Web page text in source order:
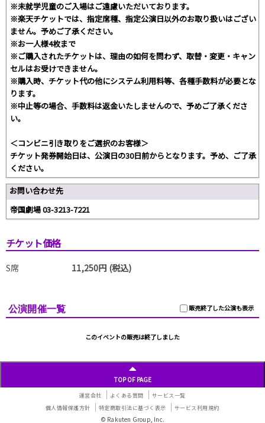
※未就学児童のご入場はご遠慮いただいております。
※楽天チケットでは、指定席種、指定公演日以外のお取り扱いはござい
ません。予めご了承ください。
※お一人様4枚まで
※ご購入されたチケットは、理由の如何を問わず、取替・変更・キャン
セルはお受けできません。
※購入時、チケット代の他にシステム利用料等、各種手数料が必要とな
ります。
※中止等の場合、手数料は返金いたしませんので、予めご了承くださ
い。
＜コンビニ引き取りをご選択のお客様＞
チケット発券開始日は、公演日の30日前からとなります。予め、ご了承
ください。
お問い合わせ先
帝国劇場 03-3213-7221
チケット価格
S席 11,250円 (税込)
販売終了した公演も表示
公演開催一覧
このイベントの販売は終了しました
TOP OF PAGE
運営会社 よくある質問
サービス一覧
個人情報保護方針
特定商取引法に基づく表示 サービス利用規約
© Rakuten Group, Inc.